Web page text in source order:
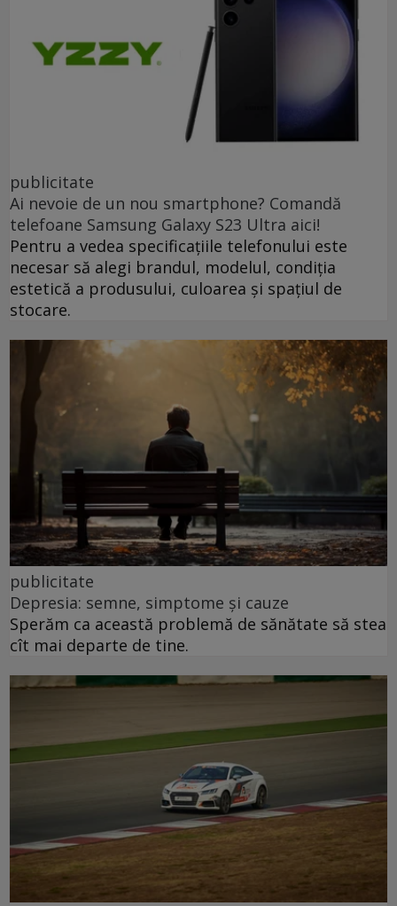
publicitate
Ai nevoie de un nou smartphone? Comandă
telefoane Samsung Galaxy S23 Ultra aici!
Pentru a vedea specificațiile telefonului este
necesar să alegi brandul, modelul, condiția
estetică a produsului, culoarea și spațiul de
stocare.
publicitate
Depresia: semne, simptome și cauze
Sperăm ca această problemă de sănătate să stea
cît mai departe de tine.